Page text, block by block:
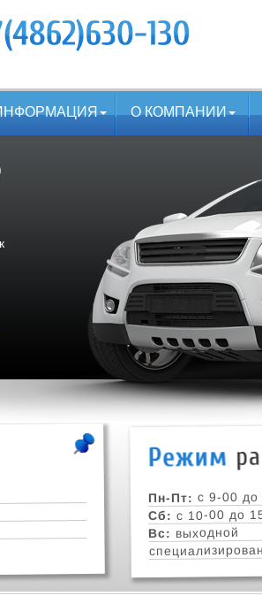
О КОМПАНИИ
Пн-Пт: с 9-00 до
Сб: с 10-00 до
Вс: выходной